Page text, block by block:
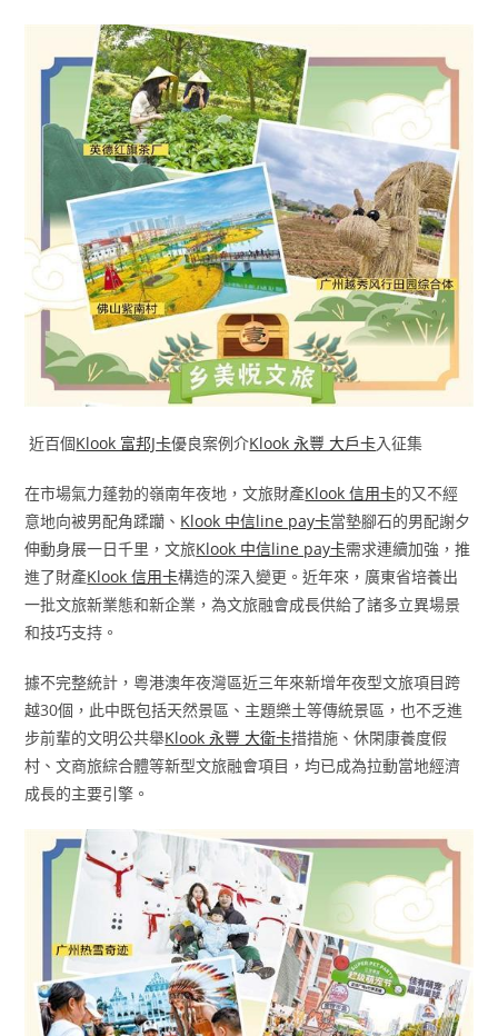
近百個Klook 富邦J卡優良案例介Klook 永豐 大戶卡入征集
在市場氣力蓬勃的嶺南年夜地，文旅財產Klook 信用卡的又不經
意地向被男配角蹂躪、 Klook 中信line pay卡當墊腳石的男配謝夕
伸動身展一日千里，文旅Klook 中信line pay卡需求連續加強，推
進了財產Klook 信用卡構造的深入變更。近年來，廣東省培養出
一批文旅新業態和新企業，為文旅融會成長供給了諸多立異場景
和技巧支持。
據不完整統計，粵港澳年夜灣區近三年來新增年夜型文旅項目跨
越30個，此中既包括天然景區、主題樂土等傳統景區，也不乏進
步前輩的文明公共舉Klook 永豐 大衛卡措措施、休閑康養度假
村、文商旅綜合體等新型文旅融會項目，均已成為拉動當地經濟
成長的主要引擎。